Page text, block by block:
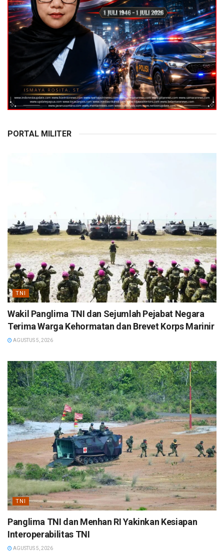
PORTAL MILITER
TNI
Wakil Panglima TNI dan Sejumlah Pejabat Negara
Terima Warga Kehormatan dan Brevet Korps Marinir
AGUSTUS 5, 2026
TNI
Panglima TNI dan Menhan RI Yakinkan Kesiapan
Interoperabilitas TNI
AGUSTUS 5, 2026